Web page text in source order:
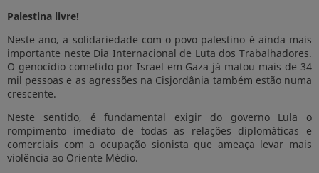
Palestina livre!
Neste ano, a solidariedade com o povo palestino é ainda mais
importante neste Dia Internacional de Luta dos Trabalhadores.
O genocídio cometido por Israel em Gaza já matou mais de 34
mil pessoas e as agressões na Cisjordânia também estão numa
crescente.
Neste sentido, é fundamental exigir do governo Lula o
rompimento imediato de todas as relações diplomáticas e
comerciais com a ocupação sionista que ameaça levar mais
violência ao Oriente Médio.